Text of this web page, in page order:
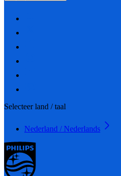
Selecteer land / taal
Nederland / Nederlands